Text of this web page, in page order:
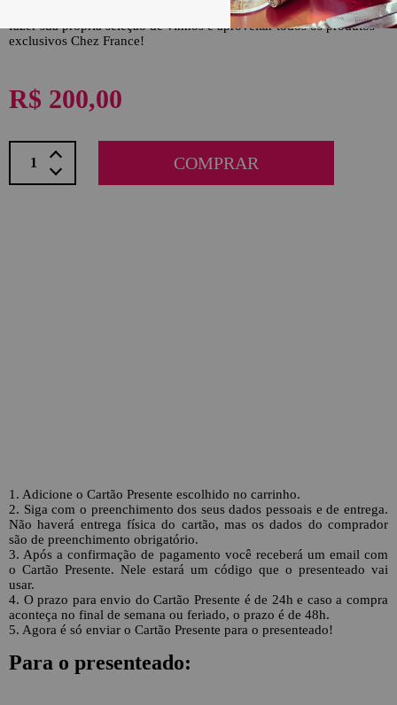
código do vale para compartilhar com o presenteado. Ele poderá
fazer sua própria seleção de vinhos e aproveitar todos os produtos
exclusivos Chez France!
R$ 200,00
COMPRAR
1. Adicione o Cartão Presente escolhido no carrinho.
2. Siga com o preenchimento dos seus dados pessoais e de entrega.
Não haverá entrega física do cartão, mas os dados do comprador
são de preenchimento obrigatório.
3. Após a confirmação de pagamento você receberá um email com
o Cartão Presente. Nele estará um código que o presenteado vai
usar.
4. O prazo para envio do Cartão Presente é de 24h e caso a compra
aconteça no final de semana ou feriado, o prazo é de 48h.
5. Agora é só enviar o Cartão Presente para o presenteado!
Para o presenteado: